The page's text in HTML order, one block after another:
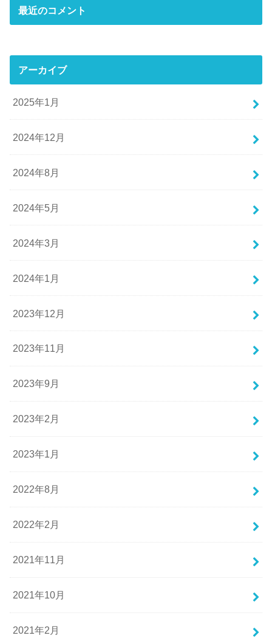
最近のコメント
アーカイブ
2025年1月
2024年12月
2024年8月
2024年5月
2024年3月
2024年1月
2023年12月
2023年11月
2023年9月
2023年2月
2023年1月
2022年8月
2022年2月
2021年11月
2021年10月
2021年2月